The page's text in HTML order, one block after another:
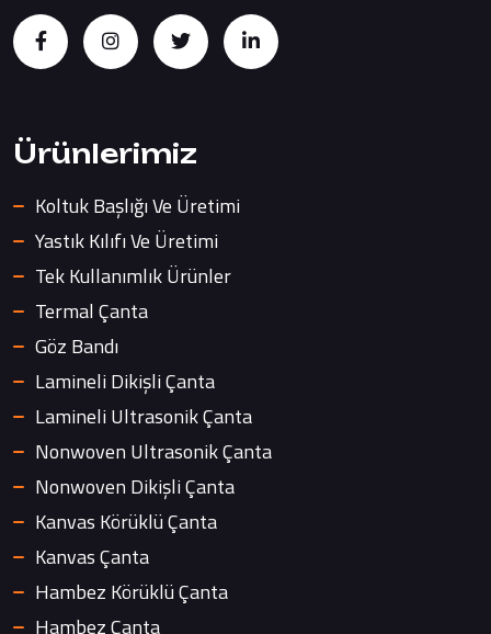
Ürünlerimiz
Koltuk Başlığı Ve Üretimi
Yastık Kılıfı Ve Üretimi
Tek Kullanımlık Ürünler
Termal Çanta
Göz Bandı
Lamineli Dikişli Çanta
Lamineli Ultrasonik Çanta
Nonwoven Ultrasonik Çanta
Nonwoven Dikişli Çanta
Kanvas Körüklü Çanta
Kanvas Çanta
Hambez Körüklü Çanta
Hambez Çanta